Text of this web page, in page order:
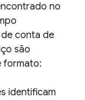
no
de conta de
são
formato:
identificam